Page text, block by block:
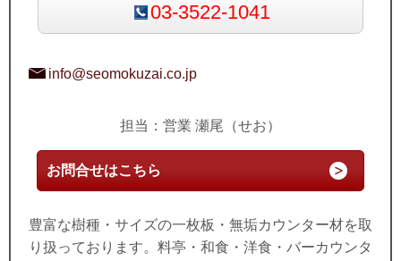
03-3522-1041
info@seomokuzai.co.jp
担当：営業 瀬尾（せお）
お問合せはこちら
豊富な樹種・サイズの一枚板・無垢カウンター材を取
り扱っております。料亭・和食・洋食・バーカウンタ